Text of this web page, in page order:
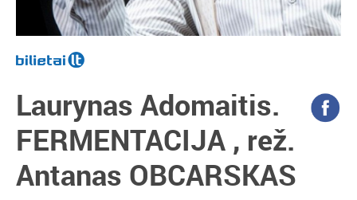
Laurynas Adomaitis.
FERMENTACIJA , rež.
Antanas OBCARSKAS